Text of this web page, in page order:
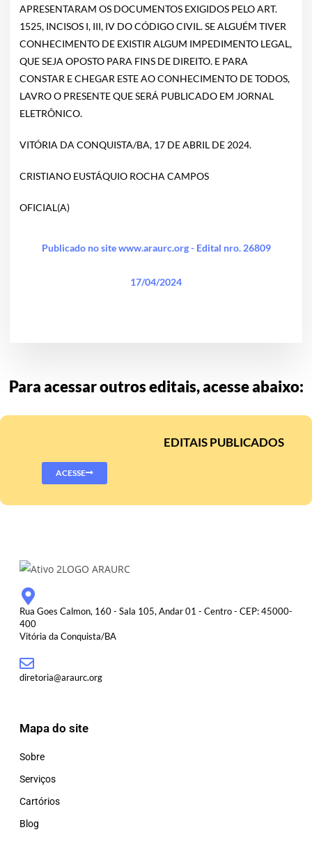
APRESENTARAM OS DOCUMENTOS EXIGIDOS PELO ART.
1525, INCISOS I, III, IV DO CÓDIGO CIVIL. SE ALGUÉM TIVER
CONHECIMENTO DE EXISTIR ALGUM IMPEDIMENTO LEGAL,
QUE SEJA OPOSTO PARA FINS DE DIREITO. E PARA
CONSTAR E CHEGAR ESTE AO CONHECIMENTO DE TODOS,
LAVRO O PRESENTE QUE SERÁ PUBLICADO EM JORNAL
ELETRÔNICO.
VITÓRIA DA CONQUISTA/BA, 17 DE ABRIL DE 2024.
CRISTIANO EUSTÁQUIO ROCHA CAMPOS
OFICIAL(A)
Publicado no site www.araurc.org - Edital nro. 26809
17/04/2024
Para acessar outros editais, acesse abaixo:
EDITAIS PUBLICADOS
ACESSE
Rua Goes Calmon, 160 - Sala 105, Andar 01 - Centro - CEP: 45000-
400
Vitória da Conquista/BA
diretoria@araurc.org
Mapa do site
Sobre
Serviços
Cartórios
Blog